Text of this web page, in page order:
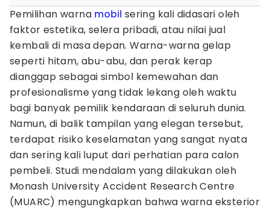
Pemilihan warna mobil sering kali didasari oleh
faktor estetika, selera pribadi, atau nilai jual
kembali di masa depan. Warna-warna gelap
seperti hitam, abu-abu, dan perak kerap
dianggap sebagai simbol kemewahan dan
profesionalisme yang tidak lekang oleh waktu
bagi banyak pemilik kendaraan di seluruh dunia.
Namun, di balik tampilan yang elegan tersebut,
terdapat risiko keselamatan yang sangat nyata
dan sering kali luput dari perhatian para calon
pembeli. Studi mendalam yang dilakukan oleh
Monash University Accident Research Centre
(MUARC) mengungkapkan bahwa warna eksterior